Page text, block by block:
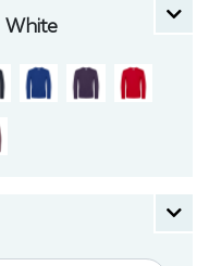
White